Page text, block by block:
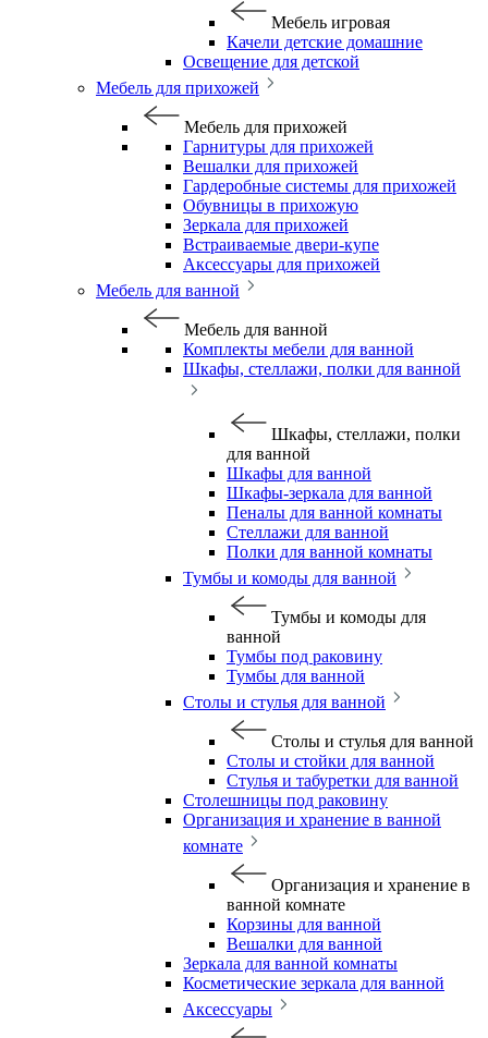
Мебель игровая
Качели детские домашние
Освещение для детской
Мебель для прихожей
Мебель для прихожей
Гарнитуры для прихожей
Вешалки для прихожей
Гардеробные системы для прихожей
Обувницы в прихожую
Зеркала для прихожей
Встраиваемые двери-купе
Аксессуары для прихожей
Мебель для ванной
Мебель для ванной
Комплекты мебели для ванной
Шкафы, стеллажи, полки для ванной
Шкафы, стеллажи, полки
для ванной
Шкафы для ванной
Шкафы-зеркала для ванной
Пеналы для ванной комнаты
Стеллажи для ванной
Полки для ванной комнаты
Тумбы и комоды для ванной
Тумбы и комоды для
ванной
Тумбы под раковину
Тумбы для ванной
Столы и стулья для ванной
Столы и стулья для ванной
Столы и стойки для ванной
Стулья и табуретки для ванной
Столешницы под раковину
Организация и хранение в ванной
комнате
Организация и хранение в
ванной комнате
Корзины для ванной
Вешалки для ванной
Зеркала для ванной комнаты
Косметические зеркала для ванной
Аксессуары